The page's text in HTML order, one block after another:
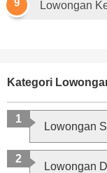
Lowongan
Kategori
Lowongan
Lowongan